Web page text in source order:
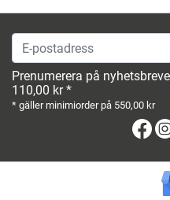
E-postadress
Prenumerera på
110,00 kr *
* gäller minimiorder på 550,00 kr